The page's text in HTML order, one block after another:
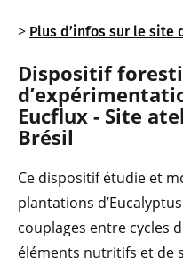
> Plus d’infos sur le site
Dispositif
Eucflux - Site
Brésil
Ce dispositif étudie et
plantations
couplages entre cycles
éléments nutritifs et de